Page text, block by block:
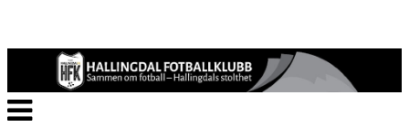
Veksle
navigasjon